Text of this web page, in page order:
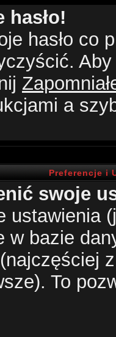
hasło!
hasło co
a
Preferencje i
swoje
ustawienia
w bazie
(najczęściej
To